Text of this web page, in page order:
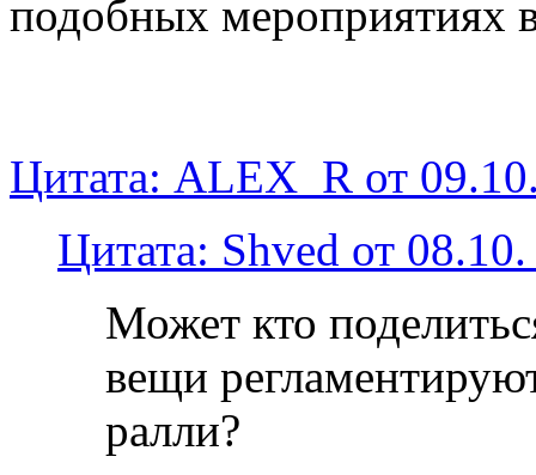
подобных мероприятиях
Цитата: ALEX_R от
Цитата: Shved от
Может кто
вещи
ралли?